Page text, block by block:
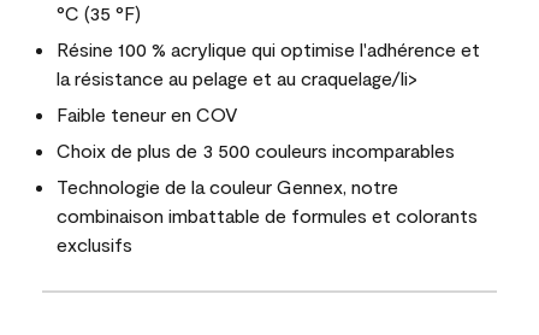
°C (35 °F)
Résine 100 % acrylique qui optimise l'adhérence et
la résistance au pelage et au craquelage/li>
Faible teneur en COV
Choix de plus de 3 500 couleurs incomparables
Technologie de la couleur Gennex, notre
combinaison imbattable de formules et colorants
exclusifs